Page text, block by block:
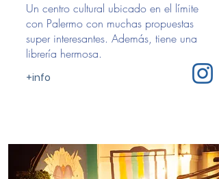
Un centro cultural ubicado en el límite
con Palermo con muchas propuestas
super interesantes. Además, tiene una
librería hermosa.
+info